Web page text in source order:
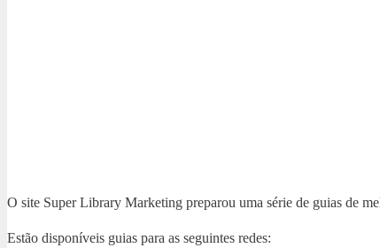
O site Super Library Marketing preparou uma série de guias de
Estão disponíveis guias para as seguintes redes: